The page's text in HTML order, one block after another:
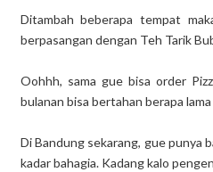
Ditambah beberapa tempat
berpasangan dengan Teh Tarik
Oohhh, sama gue bisa order
bulanan bisa bertahan berapa
Di Bandung sekarang, gue punya
kadar bahagia. Kadang kalo